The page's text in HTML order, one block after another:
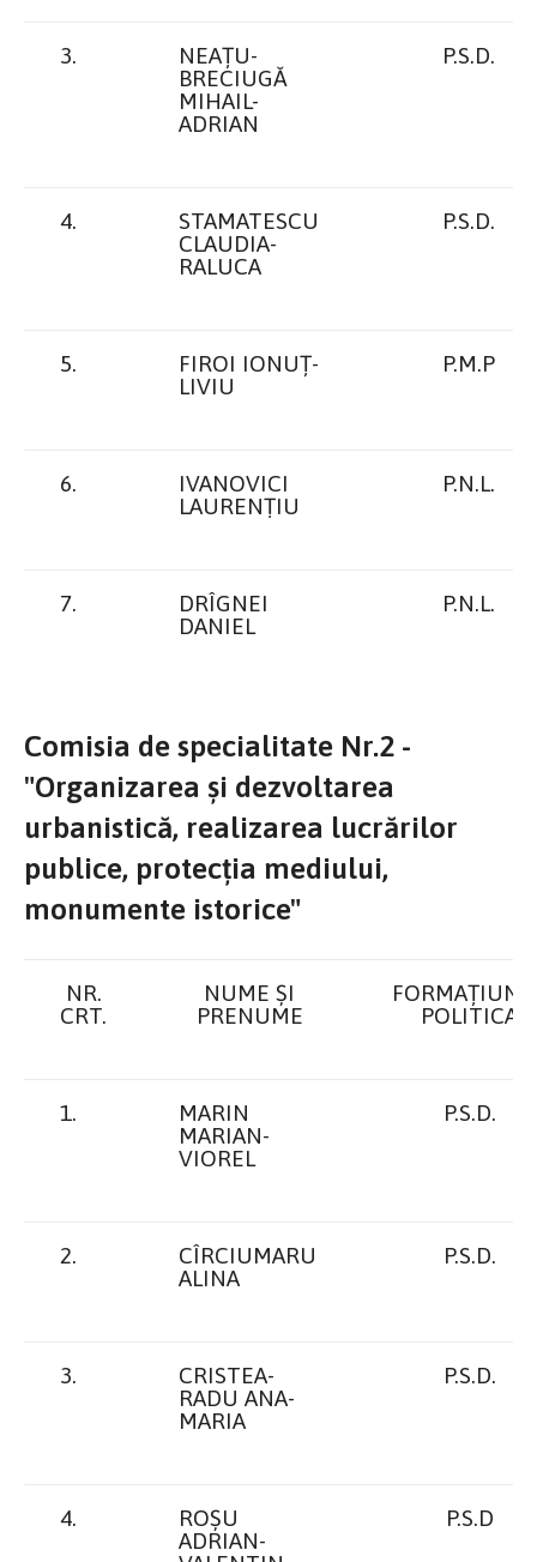
3.
NEAȚU-
BRECIUGĂ
MIHAIL-
ADRIAN
P.S.D.
4.
STAMATESCU
CLAUDIA-
RALUCA
P.S.D.
5.
FIROI IONUȚ-
LIVIU
P.M.P
6.
IVANOVICI
LAURENȚIU
P.N.L.
7.
DRÎGNEI
DANIEL
P.N.L.
Comisia de specialitate Nr.2 -
"Organizarea și dezvoltarea
urbanistică, realizarea lucrărilor
publice, protecția mediului,
monumente istorice"
NR.
CRT.
NUME ŞI
PRENUME
POLITICA
1.
MARIN
MARIAN-
VIOREL
P.S.D.
2.
CÎRCIUMARU
ALINA
P.S.D.
3.
CRISTEA-
RADU ANA-
MARIA
P.S.D.
4.
ROȘU
ADRIAN-
P.S.D